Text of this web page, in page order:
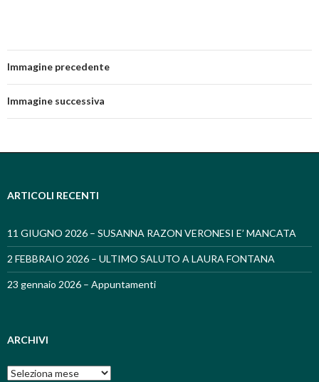
Immagine precedente
Immagine successiva
ARTICOLI RECENTI
11 GIUGNO 2026 – SUSANNA RAZON VERONESI E’ MANCATA
2 FEBBRAIO 2026 – ULTIMO SALUTO A LAURA FONTANA
23 gennaio 2026 – Appuntamenti
ARCHIVI
Archivi